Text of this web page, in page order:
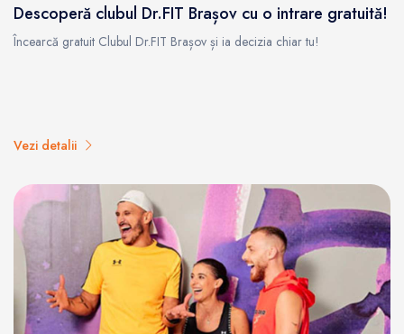
Descoperă clubul Dr.FIT Brașov cu o intrare gratuită!
Încearcă gratuit Clubul Dr.FIT Brașov și ia decizia chiar tu!
Vezi detalii